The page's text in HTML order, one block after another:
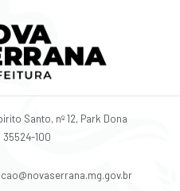
Santo, nº 12, Park Dona
35524-100